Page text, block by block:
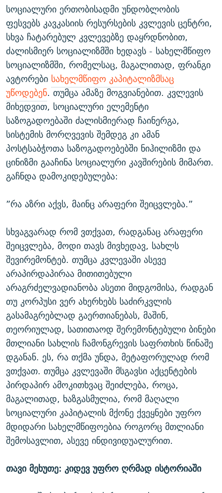
სოციალური ერთობისადმი უნდობლობის
ფესვებს კავკასიის რესურსების კვლევის ცენტრი,
სხვა ჩატარებულ კვლევებზე დაყრდნობით,
ძალისმიერ სოციალიზმში ხედავს - სახელმწიფო
სოციალიზმში, რომელსაც, მაგალითად, ფრანგი
ავტორები სახელმწიფო კაპიტალიზმსაც
უწოდებენ. თუმცა ამაზე მოგვიანებით. კვლევის
მიხედვით, სოციალური ელემენტი
საზოგადოებაში ძალისმიერად ჩაინერგა,
სისტემის მორღვევის შემდეგ კი ამან
პოსტსაბჭოთა საზოგადოებებში ნიჰილიზმი და
ცინიზმი გააჩინა სოციალური კავშირების მიმართ.
გაჩნდა დამოკიდებულება:
”რა აზრი აქვს, მაინც არაფერი შეიცვლება.”
სხვაგვარად რომ ვთქვათ, რადგანაც არაფერი
შეიცვლება, მოდი თავს მივხედავ, სახლს
შევირემონტებ. თუმცა კვლევაში ასევე
არაპირდაპირაა მითითებული
არაგრძელვადიანობა ასეთი მიდგომისა, რადგან
თუ კორპუსი ვერ ახერხებს საძირკვლის
გასამაგრებლად გაერთიანებას, მაშინ,
თეორიულად, სათითაოდ შერემონტებული ბინები
მთლიანი სახლის ჩამონგრევის საფრთხის წინაშე
დგანან. ეს, რა თქმა უნდა, მეტაფორულად რომ
ვთქვათ. თუმცა კვლევაში მსგავსი აქცენტების
პირდაპირ ამოკითხვაც შეიძლება, როცა,
მაგალითად, ხაზგასმულია, რომ მაღალი
სოციალური კაპიტალის მქონე ქვეყნები უფრო
მდიდარი სახელმწიფოებია როგორც მთლიანი
შემოსავლით, ასევე ინდივიდუალურით.
თავი მეხუთე: კიდევ უფრო ღრმად ისტორიაში